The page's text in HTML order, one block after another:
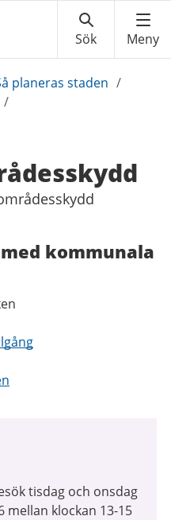
planeras staden /
/
kommunala
tisdag och onsdag
mellan klockan 13-15